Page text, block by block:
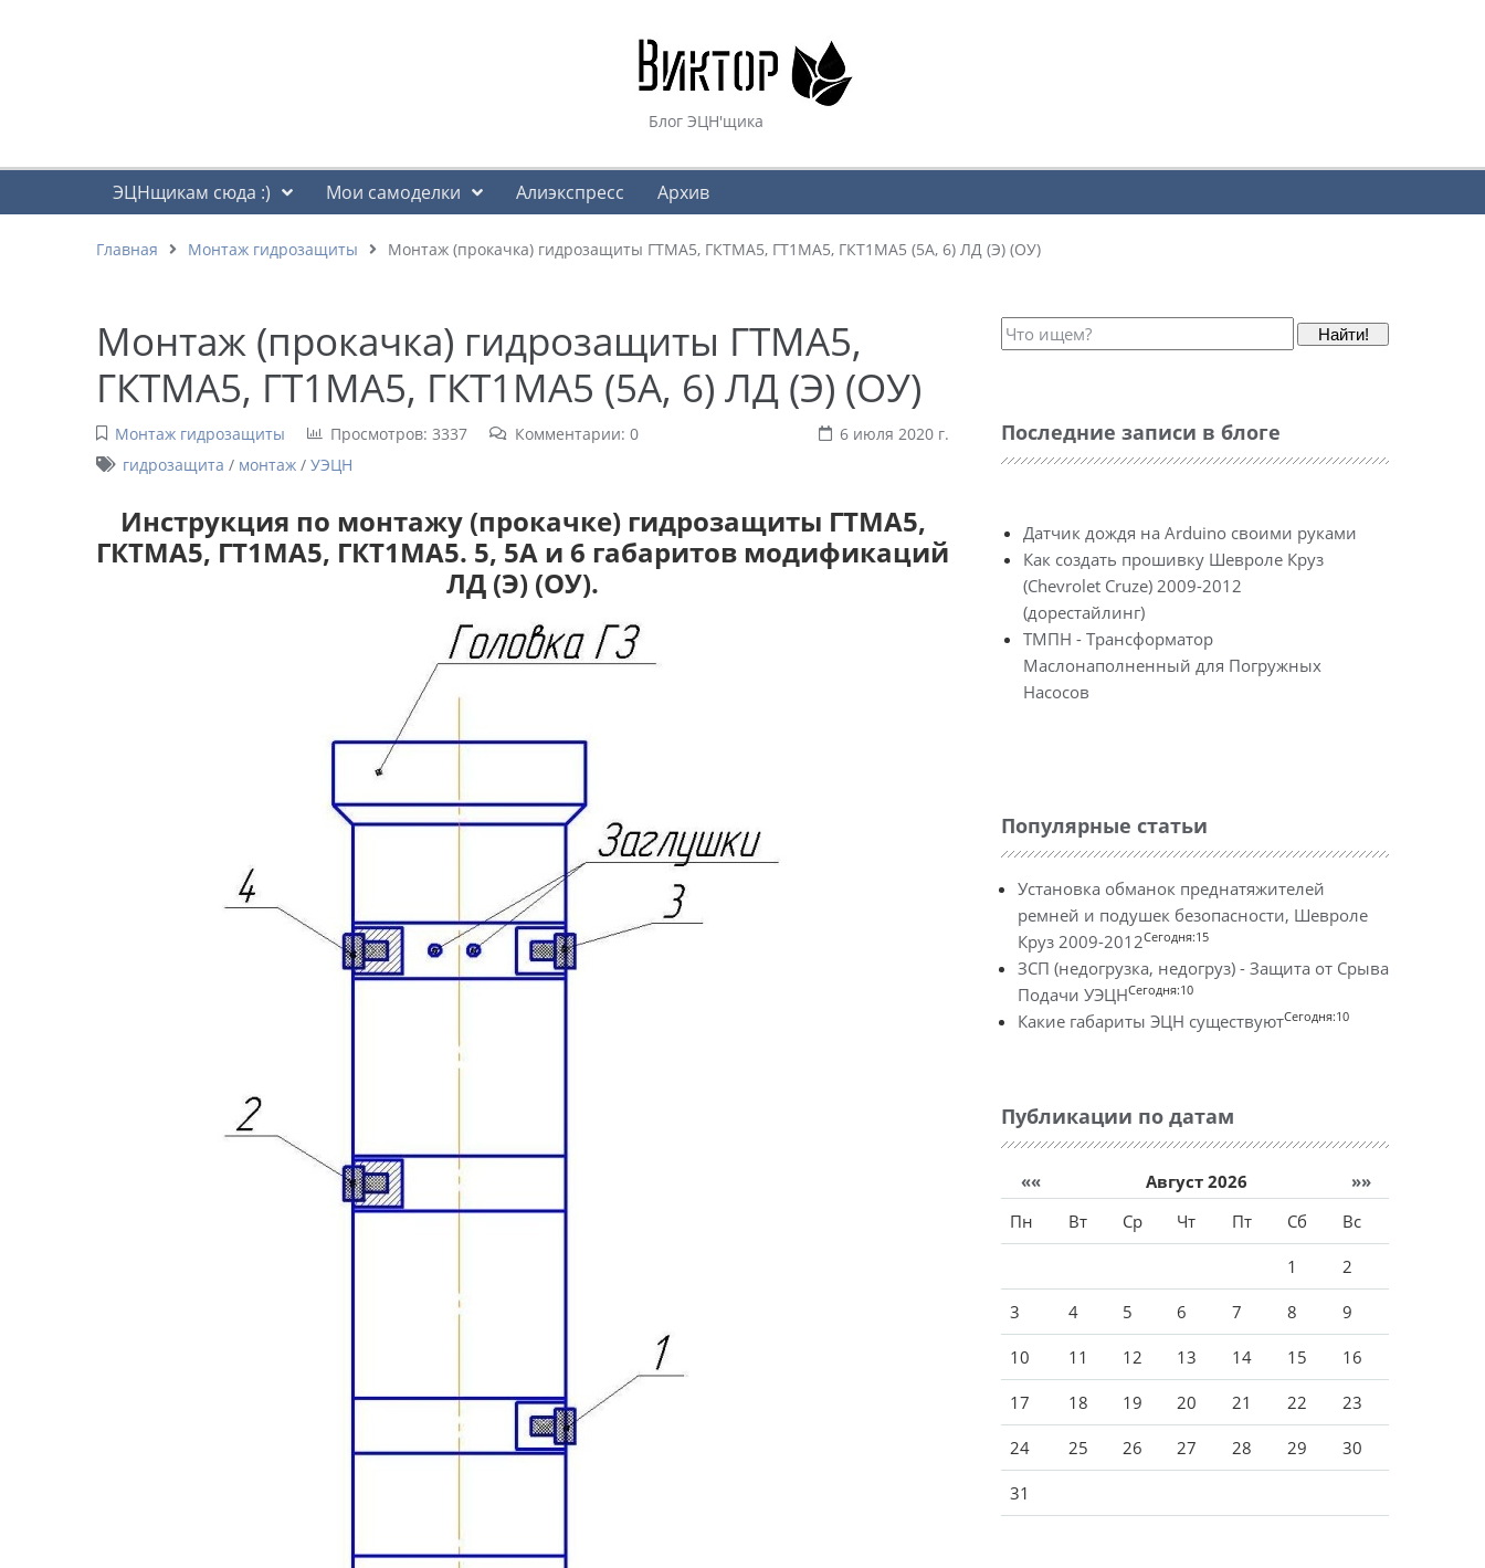
Блог ЭЦН'щика
ЭЦНщикам сюда :) Мои самоделки Алиэкспресс Архив
Главная Монтаж гидрозащиты Монтаж (прокачка) гидрозащиты ГТМА5, ГКТМА5, ГТ1МА5, ГКТ1МА5 (5А, 6) ЛД (Э) (ОУ)
Монтаж (прокачка) гидрозащиты ГТМА5,
ГКТМА5, ГТ1МА5, ГКТ1МА5 (5А, 6) ЛД (Э) (ОУ)
Монтаж гидрозащиты Просмотров: 3337 Комментарии: 0
6 июля 2020 г.
гидрозащита / монтаж/ УЭЦН
Инструкция по монтажу (прокачке) гидрозащиты ГТМА5,
ГКТМА5, ГТ1МА5, ГКТ1МА5. 5, 5А и 6 габаритов модификаций
ЛД (Э) (ОУ).
Найти!
Последние записи в блоге
Датчик дождя на Arduino своими руками
Как создать прошивку Шевроле Круз
(Chevrolet Cruze) 2009-2012
(дорестайлинг)
ТМПН - Трансформатор
Маслонаполненный для Погружных
Насосов
Популярные статьи
Установка обманок преднатяжителей
ремней и подушек безопасности, Шевроле
Круз 2009-2012Сегодня:15
ЗСП (недогрузка, недогруз) - Защита от Срыва
Подачи УЭЦНСегодня:10
Какие габариты ЭЦН существуютСегодня:10
Публикации по датам
«« Август 2026
»»
Пн
Вт Ср Чт Пт Сб Вс
1 2
3 4 5 6 7 8 9
10 11 12 13 14 15 16
17 18 19 20 21 22 23
24 25 26 27 28 29 30
31